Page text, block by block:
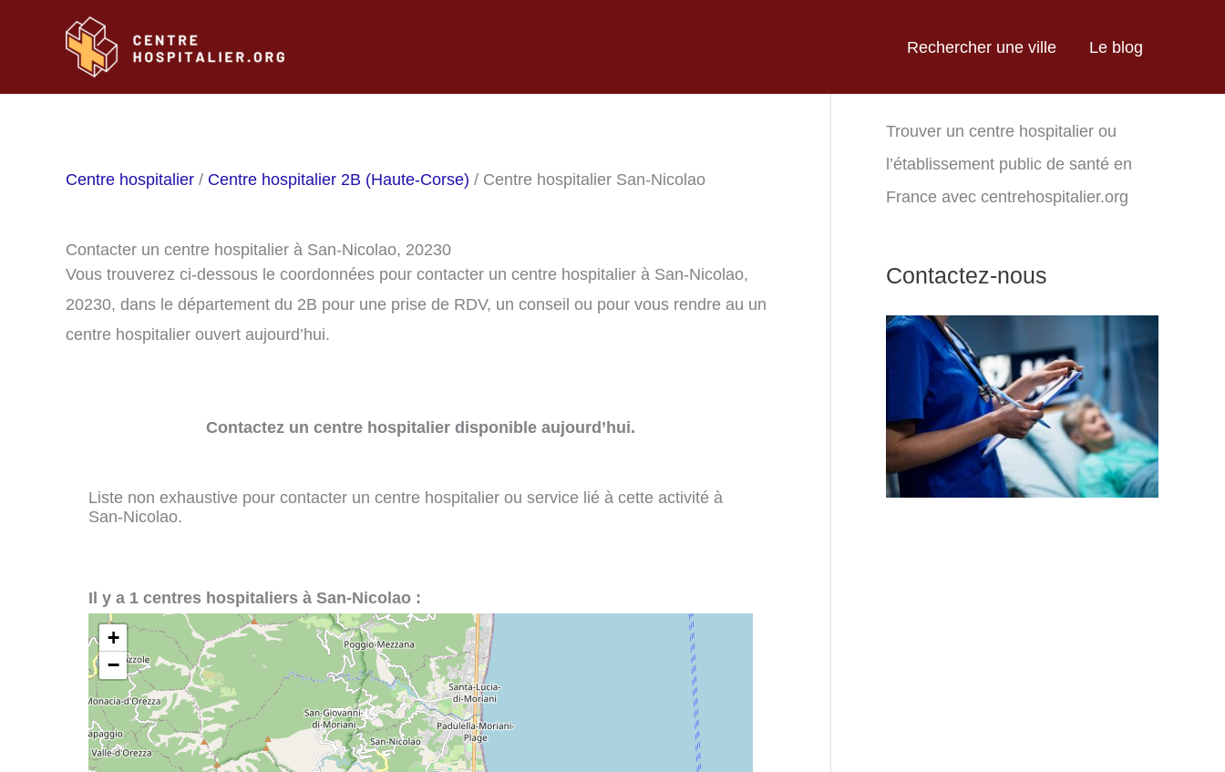
Rechercher une ville Le blog
Centre hospitalier / Centre hospitalier 2B (Haute-Corse) / Centre hospitalier San-Nicolao
Contacter un centre hospitalier à San-Nicolao, 20230
Vous trouverez ci-dessous le coordonnées pour contacter un centre hospitalier à San-Nicolao,
20230, dans le département du 2B pour une prise de RDV, un conseil ou pour vous rendre au un
centre hospitalier ouvert aujourd’hui.
Contactez un centre hospitalier disponible aujourd’hui.
Liste non exhaustive pour contacter un centre hospitalier ou service lié à cette activité à
San-Nicolao.
Il y a 1 centres hospitaliers à San-Nicolao :
+
−
Trouver un centre hospitalier ou
l’établissement public de santé en
France avec centrehospitalier.org
Contactez-nous